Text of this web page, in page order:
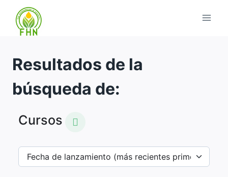
Resultados de la
búsqueda de:
Cursos